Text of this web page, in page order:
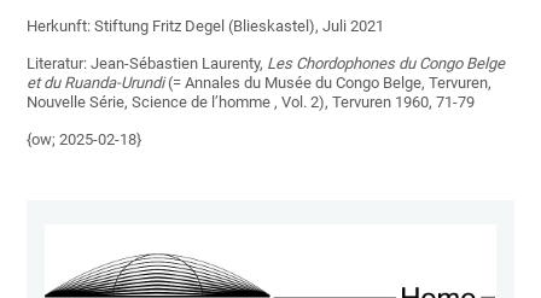
Herkunft: Stiftung Fritz Degel (Blieskastel), Juli 2021
Literatur: Jean-Sébastien Laurenty, Les Chordophones du Congo Belge
et du Ruanda-Urundi(= Annales du Musée du Congo Belge, Tervuren,
Nouvelle Série, Science de l’homme , Vol. 2), Tervuren 1960, 71-79
{ow; 2025-02-18}